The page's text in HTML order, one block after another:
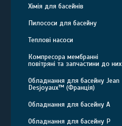
Хімія для басейнів
Пилососи для басейну
Теплові насоси
Компресора мембранні
повітряні та запчастини до них
Обладнання для басейну Jean
Desjoyaux™ (Франція)
Обладнання для басейну A
Обладнання для басейну P